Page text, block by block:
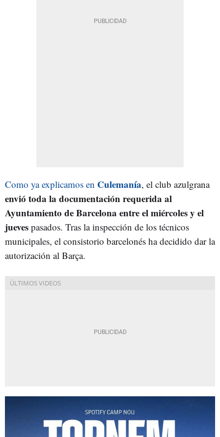
Como ya explicamos en Culemanía, el club azulgrana
envió toda la documentación requerida al
Ayuntamiento de Barcelona entre el miércoles y el
jueves pasados. Tras la inspección de los técnicos
municipales, el consistorio barcelonés ha decidido dar la
autorización al Barça.